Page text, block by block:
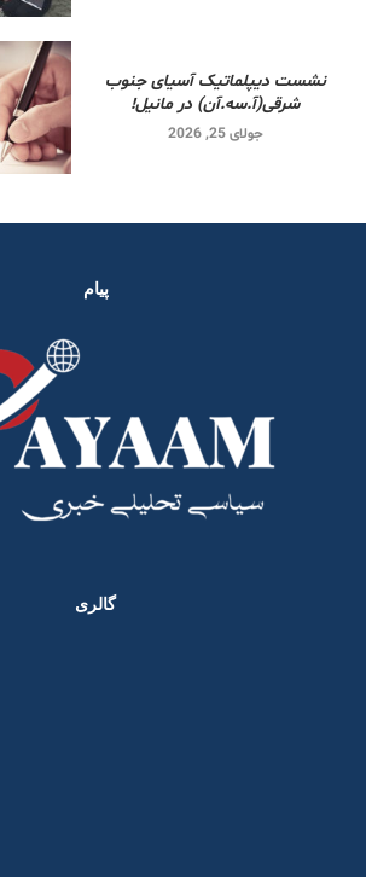
نشست دیپلماتیک آسیای جنوب
شرقی‌(آ.سه.آن) در مانیل!
جولای 25, 2026
پیام
گالری